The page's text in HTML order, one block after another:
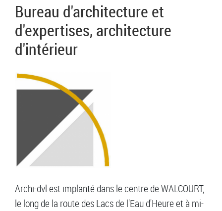
Bureau d'architecture et
d'expertises, architecture
d'intérieur
Archi-dvl est implanté dans le centre de WALCOURT,
le long de la route des Lacs de l'Eau d'Heure et à mi-